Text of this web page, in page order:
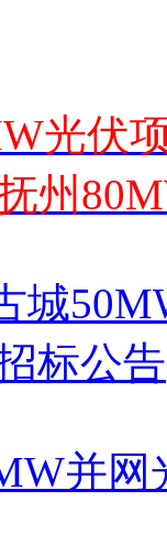
光伏
州
城
标公告
并